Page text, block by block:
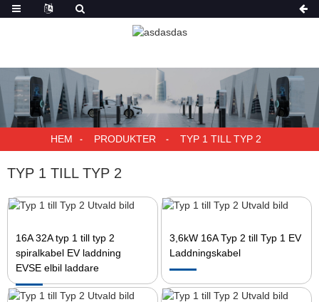
HEM PRODUKTER TYP 1 TILL TYP 2
TYP 1 TILL TYP 2
16A 32A typ 1 till typ 2
spiralkabel EV laddning
EVSE elbil laddare
3,6kW 16A Typ 2 till Typ 1 EV
Laddningskabel